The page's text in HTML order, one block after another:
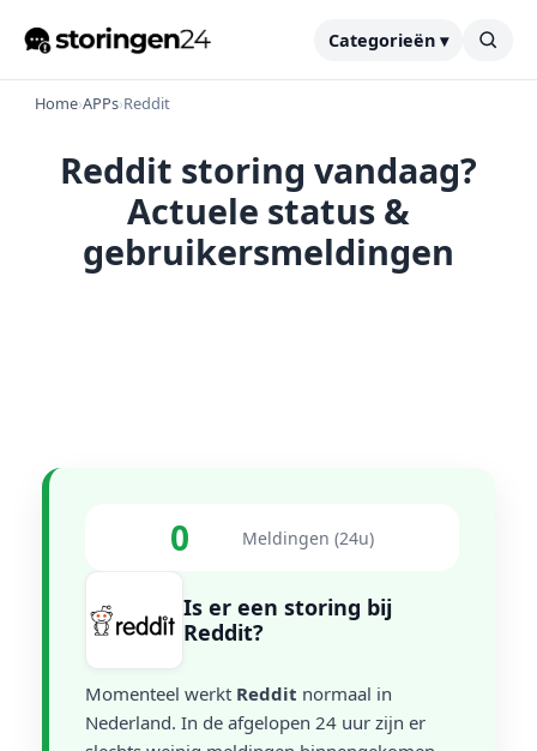
Categorieën ▾
Home›APPs›Reddit
Reddit storing vandaag?
Actuele status &
gebruikersmeldingen
0 Meldingen (24u)
Is er een storing bij
Reddit?
Momenteel werkt Reddit normaal in
Nederland. In de afgelopen 24 uur zijn er